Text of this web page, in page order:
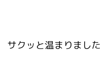
サクッと温まりました